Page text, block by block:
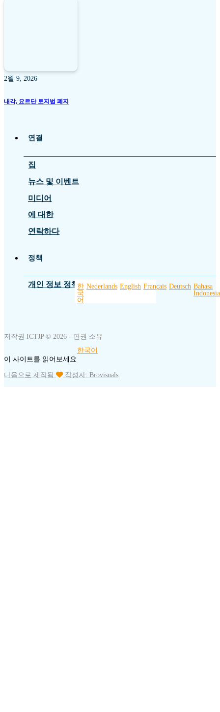
2월 9, 2026
내각, 요르단 토지법 폐지
연결
집
뉴스 및 이벤트
미디어
에 대한
연락하다
정책
개인 정보 정책
저작권 ICTJP © 2026 - 판권 소유
이 사이트를 읽어보세요
한국어
한
국
어
Nederlands English Français Deutsch Bahasa
Indonesia
다음으로 제작됨 작성자: Brovisuals